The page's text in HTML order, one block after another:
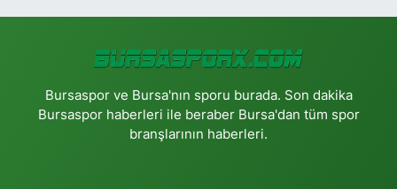
Bursaspor ve Bursa'nın sporu burada. Son dakika
Bursaspor haberleri ile beraber Bursa'dan tüm spor
branşlarının haberleri.